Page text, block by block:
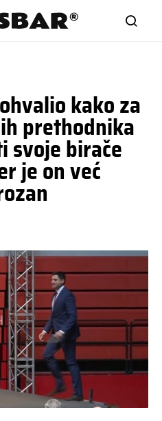
kako za
prethodnika
svoje birače
je on već